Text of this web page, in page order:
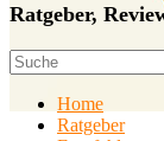
Ratgeber,
Home
Ratgeber